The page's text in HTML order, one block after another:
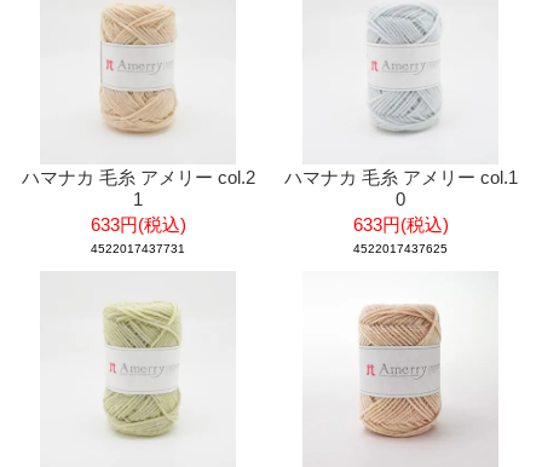
ハマナカ 毛糸 アメリー col.2
1
633円(税込)
4522017437731
ハマナカ 毛糸 アメリー col.1
0
633円(税込)
4522017437625